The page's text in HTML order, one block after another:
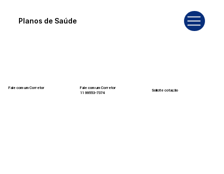
Planos de Saúde
Fale com um Corretor
Fale com um Corretor
11 99553-7374
Solicite cotação